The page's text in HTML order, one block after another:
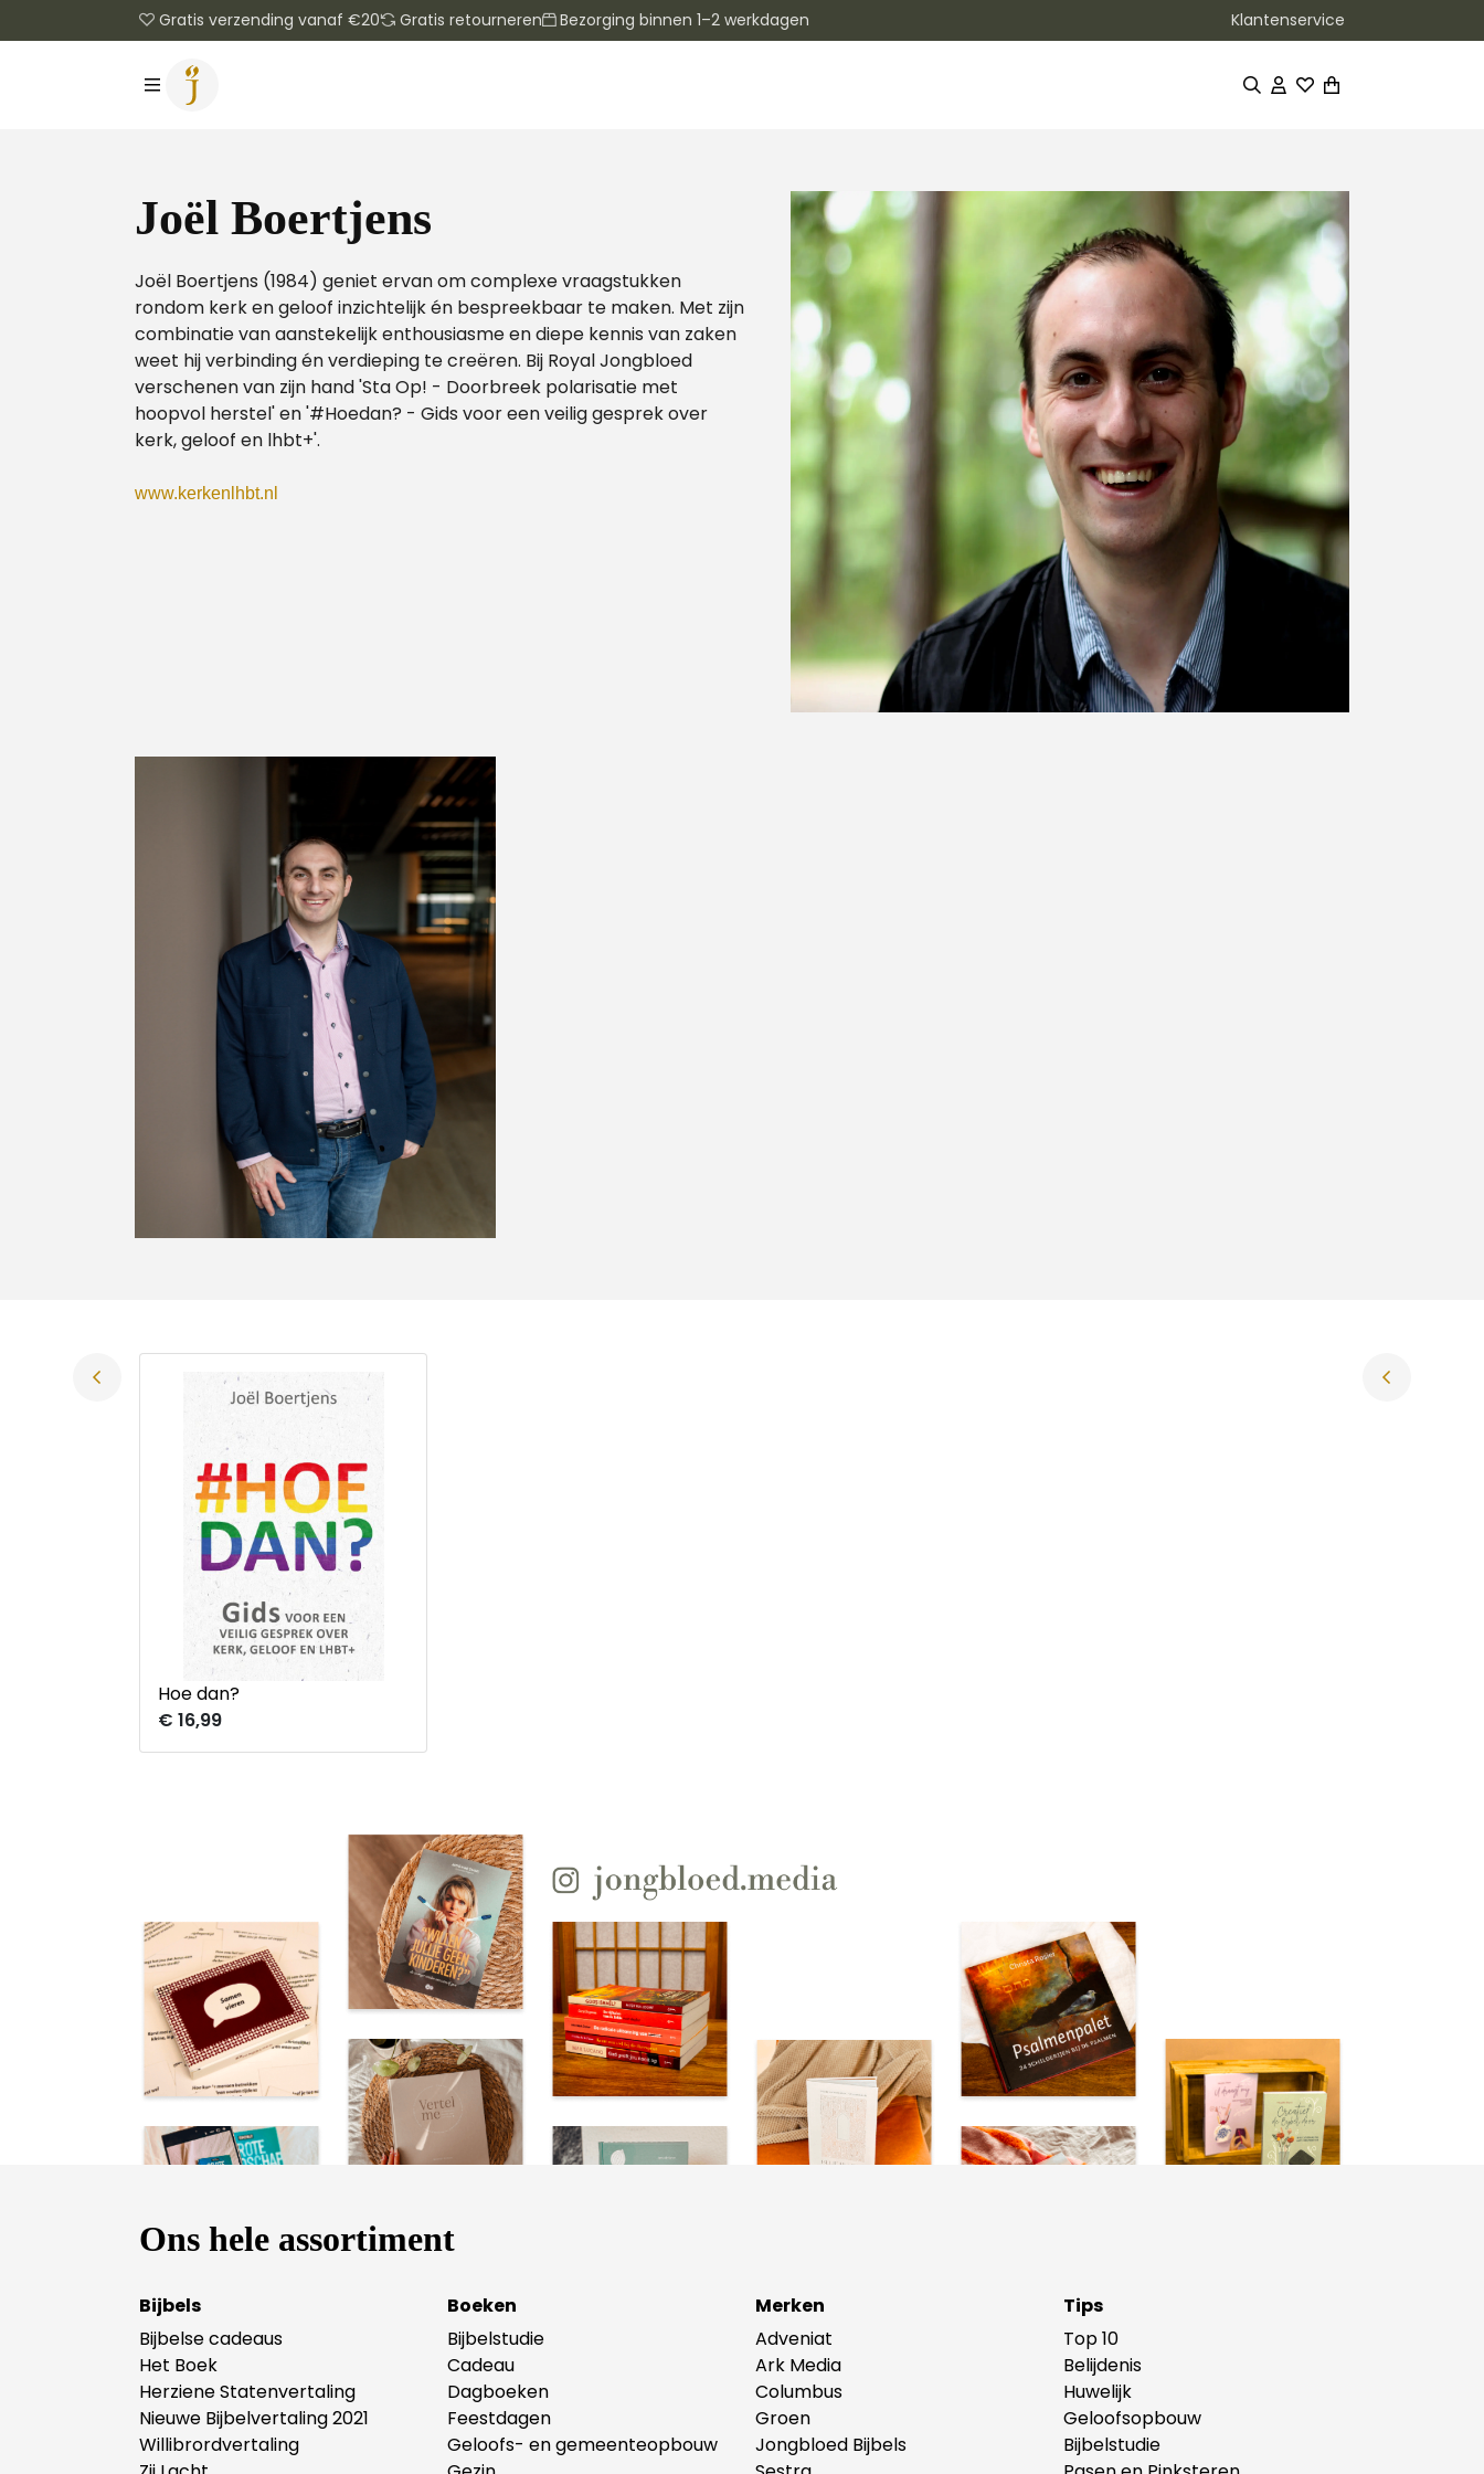
Gratis verzending vanaf €20 Gratis retourneren Bezorging binnen 1–2 werkdagen Klantenservice
Joël Boertjens
Joël Boertjens (1984) geniet ervan om complexe vraagstukken
rondom kerk en geloof inzichtelijk én bespreekbaar te maken. Met zijn
combinatie van aanstekelijk enthousiasme en diepe kennis van zaken
weet hij verbinding én verdieping te creëren. Bij Royal Jongbloed
verschenen van zijn hand 'Sta Op! - Doorbreek polarisatie met
hoopvol herstel' en '#Hoedan? - Gids voor een veilig gesprek over
kerk, geloof en lhbt+'.
www.kerkenlhbt.nl
Hoe dan?
€ 16,99
Ons hele assortiment
Bijbels
Bijbelse cadeaus
Het Boek
Herziene Statenvertaling
Nieuwe Bijbelvertaling 2021
Willibrordvertaling
Boeken
Bijbelstudie
Cadeau
Dagboeken
Feestdagen
Geloofs- en gemeenteopbouw
Merken
Adveniat
Ark Media
Columbus
Groen
Jongbloed Bijbels
Tips
Top 10
Belijdenis
Huwelijk
Geloofsopbouw
Bijbelstudie